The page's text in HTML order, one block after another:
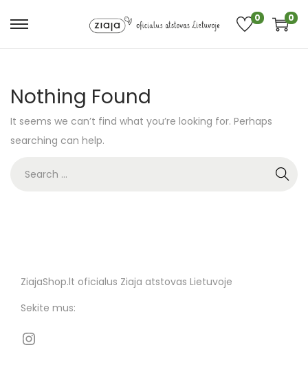
0 0
Nothing Found
It seems we can’t find what you’re looking for. Perhaps
searching can help.
ZiajaShop.lt oficialus Ziaja atstovas Lietuvoje
Sekite mus: